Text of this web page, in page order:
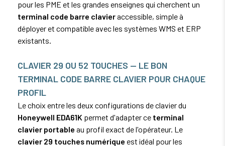
pour les PME et les grandes enseignes qui cherchent un
terminal code barre clavieraccessible, simple à
déployer et compatible avec les systèmes WMS et ERP
existants.
CLAVIER 29 OU 52 TOUCHES — LE BON
TERMINAL CODE BARRE CLAVIER POUR CHAQUE
PROFIL
Le choix entre les deux configurations de clavier du
Honeywell EDA61K permet d'adapter ce terminal
clavier portableau profil exact de l'opérateur. Le
clavier 29 touches numérique est idéal pour les